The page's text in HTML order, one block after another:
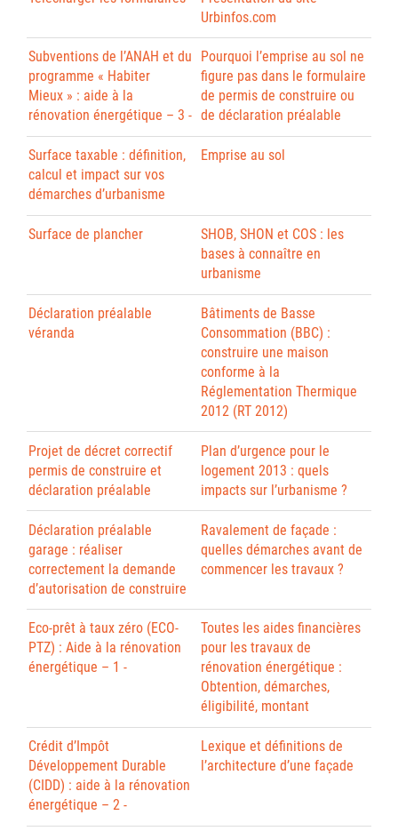
Urbinfos.com
Subventions de l’ANAH et du
programme « Habiter
Mieux » : aide à la
rénovation énergétique – 3 -
Pourquoi l’emprise au sol ne
figure pas dans le formulaire
de permis de construire ou
de déclaration préalable
Surface taxable : définition,
calcul et impact sur vos
démarches d’urbanisme
Emprise au sol
Surface de plancher
SHOB, SHON et COS : les
bases à connaître en
urbanisme
Déclaration préalable
véranda
Bâtiments de Basse
Consommation (BBC) :
construire une maison
conforme à la
Réglementation Thermique
2012 (RT 2012)
Projet de décret correctif
permis de construire et
déclaration préalable
Plan d’urgence pour le
logement 2013 : quels
impacts sur l’urbanisme ?
Déclaration préalable
garage : réaliser
correctement la demande
d’autorisation de construire
Ravalement de façade :
quelles démarches avant de
commencer les travaux ?
Eco-prêt à taux zéro (ECO-
PTZ) : Aide à la rénovation
énergétique – 1 -
Toutes les aides financières
pour les travaux de
rénovation énergétique :
Obtention, démarches,
éligibilité, montant
Crédit d’Impôt
Développement Durable
(CIDD) : aide à la rénovation
énergétique – 2 -
Lexique et définitions de
l’architecture d’une façade